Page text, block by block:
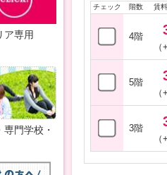
チェック 階数 賃
4階
5階
3階
ア専用
門学校・